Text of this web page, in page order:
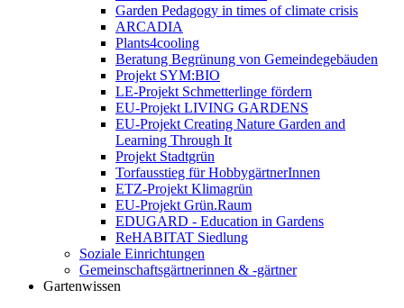
Garden Pedagogy in times of climate crisis
ARCADIA
Plants4cooling
Beratung Begrünung von Gemeindegebäuden
Projekt SYM:BIO
LE-Projekt Schmetterlinge fördern
EU-Projekt LIVING GARDENS
EU-Projekt Creating Nature Garden and
Learning Through It
Projekt Stadtgrün
Torfausstieg für HobbygärtnerInnen
ETZ-Projekt Klimagrün
EU-Projekt Grün.Raum
EDUGARD - Education in Gardens
ReHABITAT Siedlung
Soziale Einrichtungen
Gemeinschaftsgärtnerinnen & -gärtner
Gartenwissen